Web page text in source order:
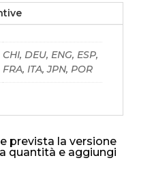
CHI, DEU, ENG, ESP,
FRA, ITA, JPN, POR
prevista la versione
quantità e aggiungi